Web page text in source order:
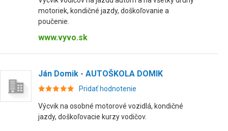
motoriek, kondičné jazdy, doškoľovanie a
poučenie.
www.vyvo.sk
Ján Domik - AUTOŠKOLA DOMIK
Pridať hodnotenie
Výcvik na osobné motorové vozidlá, kondičné
jazdy, doškoľovacie kurzy vodičov.